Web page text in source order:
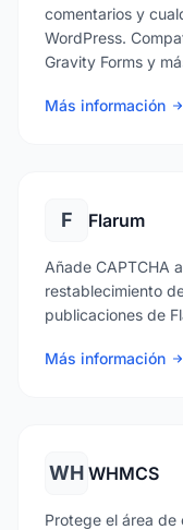
comentarios y
WordPress.
Gravity Forms y
Más información
F Flarum
Añade CAPTCHA
restablecimiento
publicaciones de
Más información
WH WHMCS
Protege el área